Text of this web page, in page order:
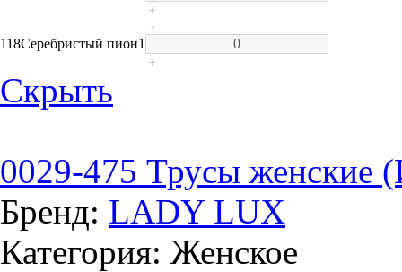
+
118Серебристый пион1
-
+
Скрыть
0029-475 Трусы женские
Бренд: LADY LUX
Категория: Женское